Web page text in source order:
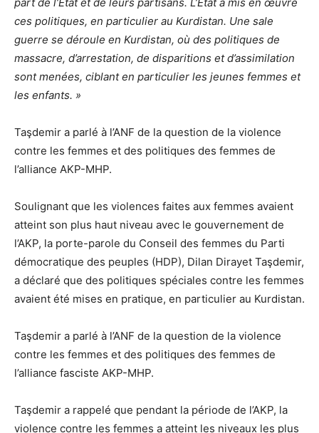
ces politiques, en particulier au Kurdistan. Une sale
guerre se déroule en Kurdistan, où des politiques de
massacre, d’arrestation, de disparitions et d’assimilation
sont menées, ciblant en particulier les jeunes femmes et
les enfants. »
Taşdemir a parlé à l’ANF de la question de la violence
contre les femmes et des politiques des femmes de
l’alliance AKP-MHP.
Soulignant que les violences faites aux femmes avaient
atteint son plus haut niveau avec le gouvernement de
l’AKP, la porte-parole du Conseil des femmes du Parti
démocratique des peuples (HDP), Dilan Dirayet Taşdemir,
a déclaré que des politiques spéciales contre les femmes
avaient été mises en pratique, en particulier au Kurdistan.
Taşdemir a parlé à l’ANF de la question de la violence
contre les femmes et des politiques des femmes de
l’alliance fasciste AKP-MHP.
Taşdemir a rappelé que pendant la période de l’AKP, la
violence contre les femmes a atteint les niveaux les plus